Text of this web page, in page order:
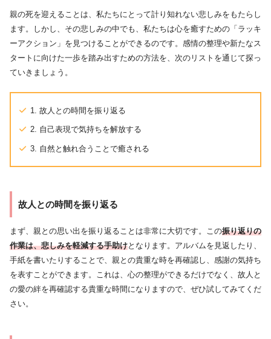
親の死を迎えることは、私たちにとって計り知れない悲しみをもたらし
ます。しかし、その悲しみの中でも、私たちは心を癒すための「ラッキ
ーアクション」を見つけることができるのです。感情の整理や新たなス
タートに向けた一歩を踏み出すための方法を、次のリストを通じて探っ
ていきましょう。
1. 故人との時間を振り返る
2. 自己表現で気持ちを解放する
3. 自然と触れ合うことで癒される
故人との時間を振り返る
まず、親との思い出を振り返ることは非常に大切です。この振り返りの
作業は、悲しみを軽減する手助けとなります。アルバムを見返したり、
手紙を書いたりすることで、親との貴重な時を再確認し、感謝の気持ち
を表すことができます。これは、心の整理ができるだけでなく、故人と
の愛の絆を再確認する貴重な時間になりますので、ぜひ試してみてくだ
さい。